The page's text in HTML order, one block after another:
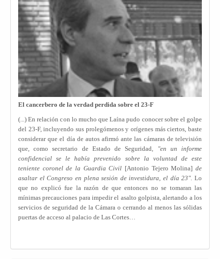
El cancerbero de la verdad perdida sobre el 23-F
(...) En relación con lo mucho que Laína pudo conocer sobre el golpe
del 23-F, incluyendo sus prolegómenos y orígenes más ciertos, baste
considerar que el día de autos afirmó ante las cámaras de televisión
que, como secretario de Estado de Seguridad, "en un informe
confidencial se le había prevenido sobre la voluntad de este
teniente coronel de la Guardia Civil [Antonio Tejero Molina] de
asaltar el Congreso en plena sesión de investidura, el día 23". Lo
que no explicó fue la razón de que entonces no se tomaran las
mínimas precauciones para impedir el asalto golpista, alertando a los
servicios de seguridad de la Cámara o cerrando al menos las sólidas
puertas de acceso al palacio de Las Cortes…